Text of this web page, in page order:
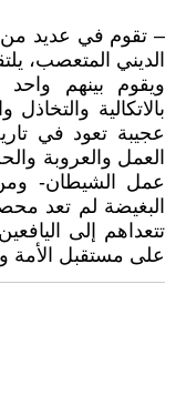
– تقوم في عديد من
الديني المتعصب،
ويقوم بينهم
بالاتكالية
عجيبة تعود في
العمل والعروبة
عمل الشيطان-
البغيضة لم تعد
تتعداهم إلى
على مستقبل الأمة